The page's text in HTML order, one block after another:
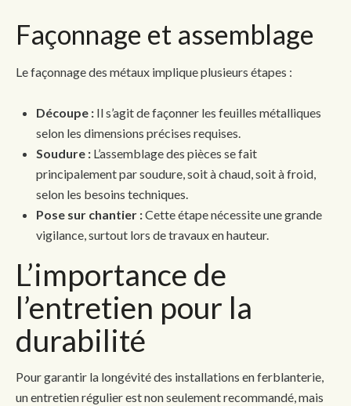
Façonnage et assemblage
Le façonnage des métaux implique plusieurs étapes :
Découpe : Il s’agit de façonner les feuilles métalliques
selon les dimensions précises requises.
Soudure : L’assemblage des pièces se fait
principalement par soudure, soit à chaud, soit à froid,
selon les besoins techniques.
Pose sur chantier :Cette étape nécessite une grande
vigilance, surtout lors de travaux en hauteur.
L’importance de
l’entretien pour la
durabilité
Pour garantir la longévité des installations en ferblanterie,
un entretien régulier est non seulement recommandé, mais